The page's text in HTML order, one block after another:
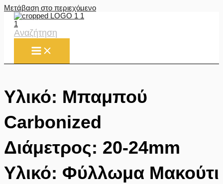
Μετάβαση στο περιεχόμενο
Αναζήτηση
Υλικό: Μπαμπού
Carbonized
Διάμετρος: 20-24mm
Υλικό: Φύλλωμα Μακούτι